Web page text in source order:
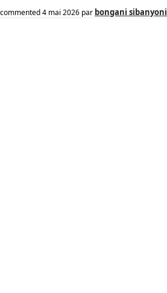
commented4 mai 2026 par bongani sibanyoni